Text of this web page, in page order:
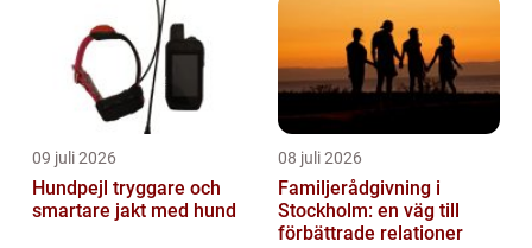
09 juli 2026
Hundpejl tryggare och
smartare jakt med hund
08 juli 2026
Familjerådgivning i
Stockholm: en väg till
förbättrade relationer